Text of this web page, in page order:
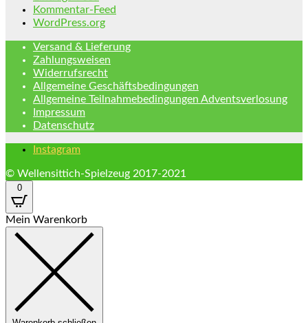
Kommentar-Feed
WordPress.org
Versand & Lieferung
Zahlungsweisen
Widerrufsrecht
Allgemeine Geschäftsbedingungen
Allgemeine Teilnahmebedingungen Adventsverlosung
Impressum
Datenschutz
Instagram
© Wellensittich-Spielzeug 2017-2021
0
Mein Warenkorb